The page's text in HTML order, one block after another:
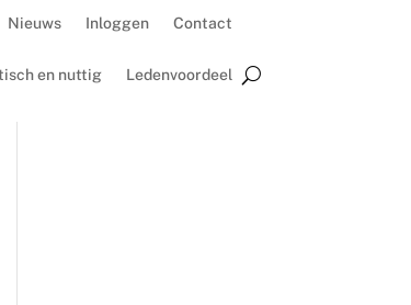
Nieuws Inloggen Contact
en nuttig Ledenvoordeel